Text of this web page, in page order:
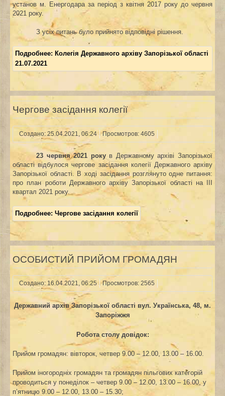
установ м. Енергодара за період з квітня 2017 року до червня
2021 року.
З усіх питань було прийнято відповідні рішення.
Подробнее: Колегія Державного архіву Запорізької області
21.07.2021
Чергове засідання колегії
Создано: 25.04.2021, 06:24 Просмотров: 4605
23 червня 2021 рокув Державному архіві Запорізької
області відбулося чергове засідання колегії Державного архіву
Запорізької області. В ході засідання розглянуто одне питання:
про план роботи Державного архіву Запорізької області на ІІІ
квартал 2021 року.
Подробнее: Чергове засідання колегії
ОСОБИСТИЙ ПРИЙОМ ГРОМАДЯН
Создано: 16.04.2021, 06:25 Просмотров: 2565
Державний архів Запорізької області вул. Українська, 48, м.
Запоріжжя
Робота столу довідок:
Прийом громадян: вівторок, четвер 9.00 – 12.00, 13.00 – 16.00.
Прийом іногородніх громадян та громадян пільгових категорій
проводиться у понеділок – четвер 9.00 – 12.00, 13.00 – 16.00, у
п’ятницю 9.00 – 12.00, 13.00 – 15.30;